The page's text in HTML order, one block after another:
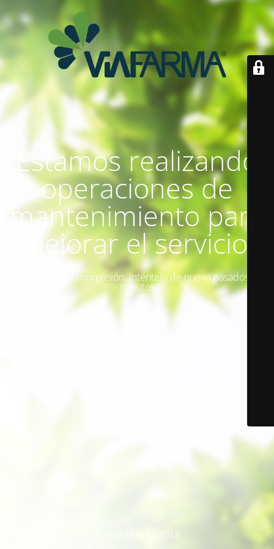
Estamos realizando
operaciones de
mantenimiento para
mejorar el servicio.
Gracias por su comprensión. Inténtelo de nuevo pasados unos
minutos
© VIAFARMA - 2018